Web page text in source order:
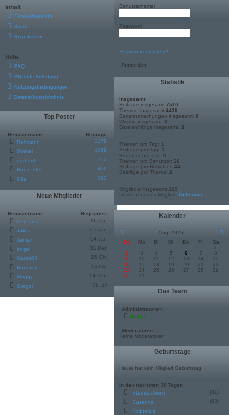
Inhalt
Foren-Übersicht
Suche
Registrieren
Hilfe
FAQ
BBCode-Anleitung
Nutzungsbedingungen
Datenschutzrichtlinie
Top Poster
Benutzername
Beiträge
Rehmann
2179
Stiekel
1069
gerhard
552
HansPeter
406
Gila
390
Neue Mitglieder
Benutzername
Registriert
Celestina
16 Jan
Jolina
07 Jan
JanisJ
04 Jan
angel
31 Dez
Sarah83
25 Okt
Roderick
14 Okt
Maggy
14 Sep
Gregor
08 Jul
Benutzername:
Passwort:
Registriere dich jetzt!
Statistik
Insgesamt
Beiträge insgesamt7510
Themen insgesamt4439
Bekanntmachungen insgesamt:0
Wichtig insgesamt:0
Dateianhänge insgesamt: 1
Themen pro Tag: 1
Beiträge pro Tag: 1
Benutzer pro Tag:0
Themen pro Benutzer: 26
Beiträge pro Benutzer:44
Beiträge pro Thema: 2
Mitglieder insgesamt 169
Unser neuestes Mitglied:Celestina
Kalender
Aug. 2026
So
Mo Di Mi Do Fr
Sa
1
2
3 4 5 6 7
8
9
10 11 12 13 14
15
16
17 18 19 20 21
22
23
24 25 26 27 28
29
30
31
Das Team
Administratoren
Helga
Moderatoren
Keine Moderatoren
Geburtstage
Heute hat kein Mitglied Geburtstag
In den nächsten 30 Tagen
Sternsucherin
(81)
Susanne
(53)
Folptetius